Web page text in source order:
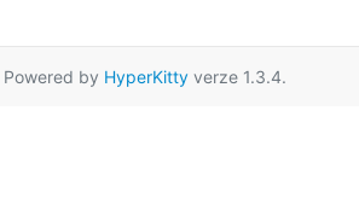
Powered by HyperKitty verze 1.3.4.